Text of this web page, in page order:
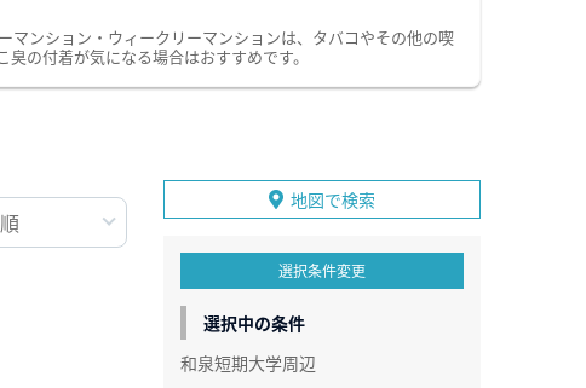
ンション・ウィークリーマンションは、タバコやその他の喫
の付着が気になる場合はおすすめです。
地図で検索
選択条件変更
選択中の条件
和泉短期大学周辺